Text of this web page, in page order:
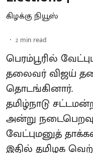
கிழக்கு நியூஸ்
2 min read
பெரம்பூரில்
தலைவர் விஜய்
தொடங்கினார்.
தமிழ்நாடு
அன்று
வேட்புமனுத்
இதில் தமிழக